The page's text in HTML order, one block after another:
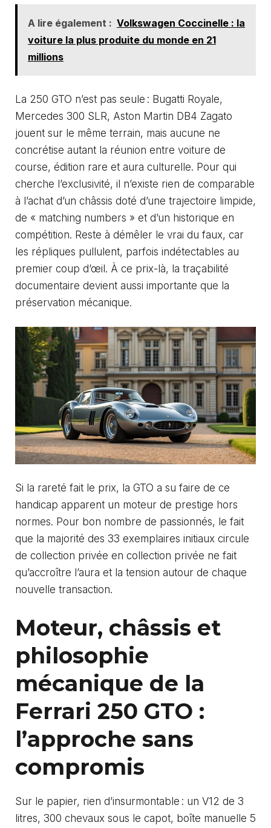
A lire également : Volkswagen Coccinelle : la
voiture la plus produite du monde en 21
millions
La 250 GTO n’est pas seule : Bugatti Royale,
Mercedes 300 SLR, Aston Martin DB4 Zagato
jouent sur le même terrain, mais aucune ne
concrétise autant la réunion entre voiture de
course, édition rare et aura culturelle. Pour qui
cherche l’exclusivité, il n’existe rien de comparable
à l’achat d’un châssis doté d’une trajectoire limpide,
de « matching numbers » et d’un historique en
compétition. Reste à démêler le vrai du faux, car
les répliques pullulent, parfois indétectables au
premier coup d’œil. À ce prix-là, la traçabilité
documentaire devient aussi importante que la
préservation mécanique.
Si la rareté fait le prix, la GTO a su faire de ce
handicap apparent un moteur de prestige hors
normes. Pour bon nombre de passionnés, le fait
que la majorité des 33 exemplaires initiaux circule
de collection privée en collection privée ne fait
qu’accroître l’aura et la tension autour de chaque
nouvelle transaction.
Moteur, châssis et
philosophie
mécanique de la
Ferrari 250 GTO :
l’approche sans
compromis
Sur le papier, rien d’insurmontable : un V12 de 3
litres, 300 chevaux sous le capot, boîte manuelle 5